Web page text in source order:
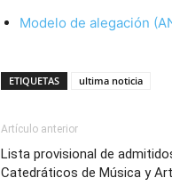
Modelo de alegación
ETIQUETAS ultima noticia
Artículo anterior
Lista provisional de
Catedráticos de Música y